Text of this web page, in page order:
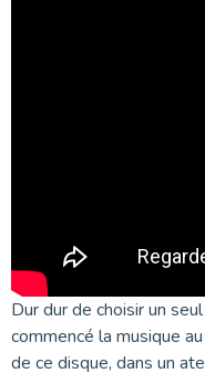
Dur dur de choisir un
commencé la musique
de ce disque, dans un